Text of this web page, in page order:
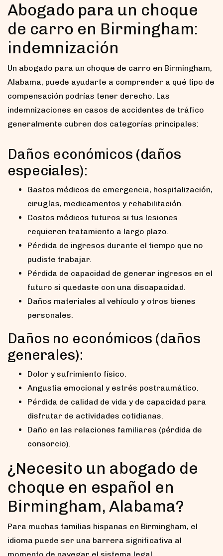
Abogado para un choque
de carro en Birmingham:
indemnización
Un abogado para un choque de carro en Birmingham,
Alabama, puede ayudarte a comprender a qué tipo de
compensación podrías tener derecho. Las
indemnizaciones en casos de accidentes de tráfico
generalmente cubren dos categorías principales:
Daños económicos (daños
especiales):
Gastos médicos de emergencia, hospitalización,
cirugías, medicamentos y rehabilitación.
Costos médicos futuros si tus lesiones
requieren tratamiento a largo plazo.
Pérdida de ingresos durante el tiempo que no
pudiste trabajar.
Pérdida de capacidad de generar ingresos en el
futuro si quedaste con una discapacidad.
Daños materiales al vehículo y otros bienes
personales.
Daños no económicos (daños
generales):
Dolor y sufrimiento físico.
Angustia emocional y estrés postraumático.
Pérdida de calidad de vida y de capacidad para
disfrutar de actividades cotidianas.
Daño en las relaciones familiares (pérdida de
consorcio).
¿Necesito un abogado de
choque en español en
Birmingham, Alabama?
Para muchas familias hispanas en Birmingham, el
idioma puede ser una barrera significativa al